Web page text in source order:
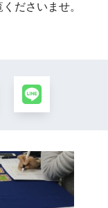
ださいませ。